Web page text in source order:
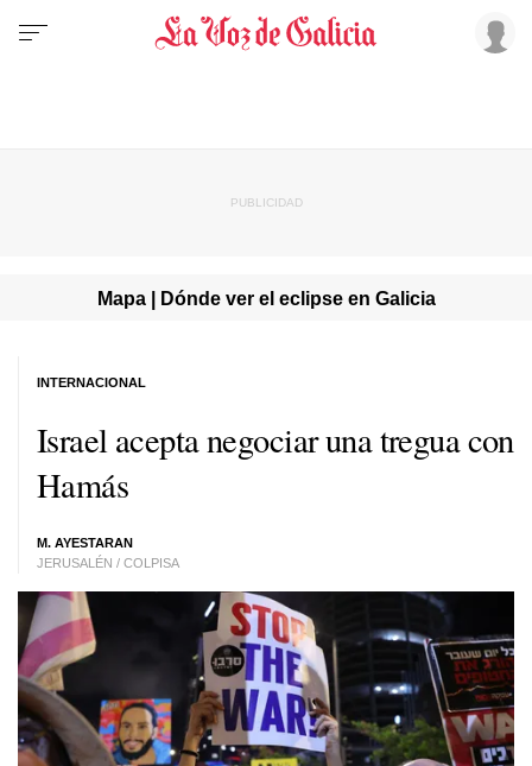
Mapa | Dónde ver el eclipse en Galicia
Israel acepta negociar una tregua con
Hamás
M. AYESTARAN
JERUSALÉN / COLPISA
INTERNACIONAL